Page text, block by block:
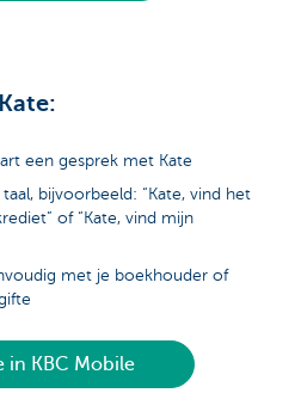
een gesprek met Kate
bijvoorbeeld: “Kate, vind het
of “Kate, vind mijn
met je boekhouder of
in KBC Mobile